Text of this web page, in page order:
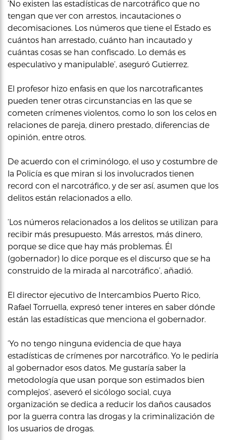
‘No existen las estadísticas de narcotráfico que no
tengan que ver con arrestos, incautaciones o
decomisaciones. Los números que tiene el Estado es
cuántos han arrestado, cuánto han incautado y
cuántas cosas se han confiscado. Lo demás es
especulativo y manipulable’, aseguró Gutierrez.
El profesor hizo enfasis en que los narcotraficantes
pueden tener otras circunstancias en las que se
cometen crímenes violentos, como lo son los celos en
relaciones de pareja, dinero prestado, diferencias de
opinión, entre otros.
De acuerdo con el criminólogo, el uso y costumbre de
la Policía es que miran si los involucrados tienen
record con el narcotráfico, y de ser así, asumen que los
delitos están relacionados a ello.
‘Los números relacionados a los delitos se utilizan para
recibir más presupuesto. Más arrestos, más dinero,
porque se dice que hay más problemas. Él
(gobernador) lo dice porque es el discurso que se ha
construido de la mirada al narcotráfico’, añadió.
El director ejecutivo de Intercambios Puerto Rico,
Rafael Torruella, expresó tener interes en saber dónde
están las estadísticas que menciona el gobernador.
‘Yo no tengo ninguna evidencia de que haya
estadísticas de crímenes por narcotráfico. Yo le pediría
al gobernador esos datos. Me gustaría saber la
metodología que usan porque son estimados bien
complejos’, aseveró el sicólogo social, cuya
organización se dedica a reducir los daños causados
por la guerra contra las drogas y la criminalización de
los usuarios de drogas.